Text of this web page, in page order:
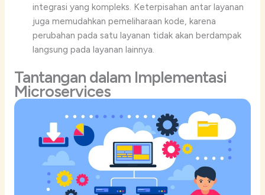
integrasi yang kompleks. Keterpisahan antar layanan
juga memudahkan pemeliharaan kode, karena
perubahan pada satu layanan tidak akan berdampak
langsung pada layanan lainnya.
Tantangan dalam Implementasi
Microservices